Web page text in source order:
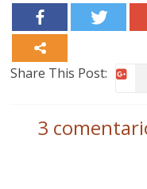
Share This Post:
3